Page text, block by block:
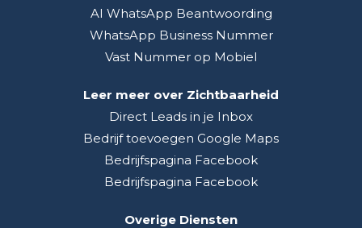
AI WhatsApp Beantwoording
WhatsApp Business Nummer
Vast Nummer op Mobiel
Leer meer over Zichtbaarheid
Direct Leads in je Inbox
Bedrijf toevoegen Google Maps
Bedrijfspagina Facebook
Bedrijfspagina Facebook
Overige Diensten